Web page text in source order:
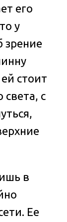
его
у
зрение
стоит
света, с
в
Ее